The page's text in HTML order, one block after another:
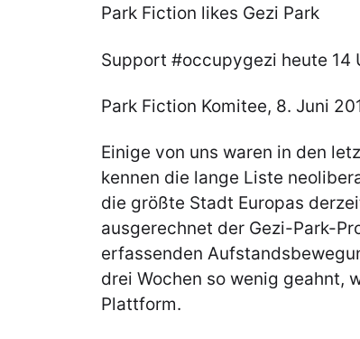
Park Fiction likes Gezi Park
Support #occupygezi heute 14
Park Fiction Komitee, 8. Juni
Einige von uns waren in den
kennen die lange Liste
die größte Stadt Europas
ausgerechnet der Gezi-Park-
erfassenden
drei Wochen so wenig geahnt,
Plattform.